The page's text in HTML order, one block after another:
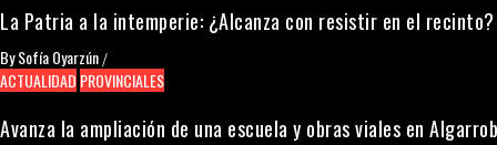
La Patria a la intemperie: ¿Alcanza con resistir en el recinto?
BySofía Oyarzún /
ACTUALIDAD PROVINCIALES
Avanza la ampliación de una escuela y obras viales en